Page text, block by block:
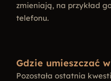
zmieniają, na przykład
telefonu.
Gdzie umieszczać
Pozostała ostatnia